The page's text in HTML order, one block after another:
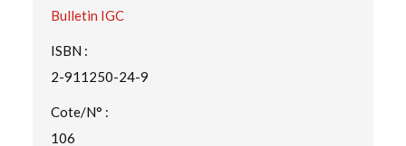
Bulletin IGC
ISBN :
2-911250-24-9
Cote/N° :
106